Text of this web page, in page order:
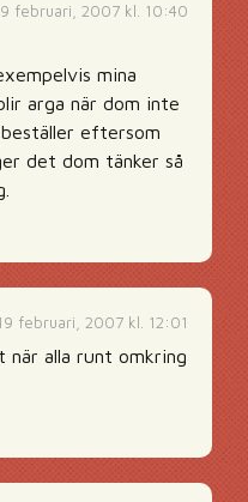
februari, 2007 kl. 10:40
mina
arga när dom inte
eftersom
det dom tänker så
februari, 2007 kl. 12:01
när alla runt omkring